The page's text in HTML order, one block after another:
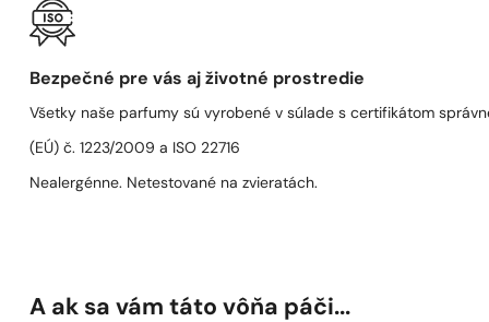
Bezpečné pre vás aj životné prostredie
Všetky naše parfumy sú vyrobené v súlade s certifikátom
(EÚ) č. 1223/2009 a ISO 22716
Nealergénne. Netestované na zvieratách.
A ak sa vám táto vôňa páči...